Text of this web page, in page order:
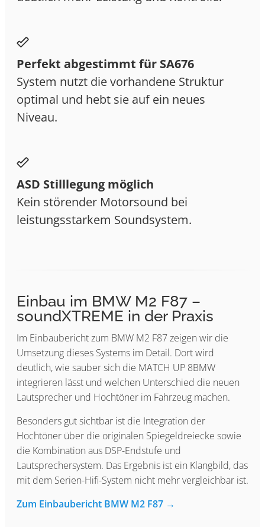
Perfekt abgestimmt für SA676
System nutzt die vorhandene Struktur
optimal und hebt sie auf ein neues
Niveau.
ASD Stilllegung möglich
Kein störender Motorsound bei
leistungsstarkem Soundsystem.
Einbau im BMW M2 F87 –
soundXTREME in der Praxis
Im Einbaubericht zum BMW M2 F87 zeigen wir die
Umsetzung dieses Systems im Detail. Dort wird
deutlich, wie sauber sich die MATCH UP 8BMW
integrieren lässt und welchen Unterschied die neuen
Lautsprecher und Hochtöner im Fahrzeug machen.
Besonders gut sichtbar ist die Integration der
Hochtöner über die originalen Spiegeldreiecke sowie
die Kombination aus DSP-Endstufe und
Lautsprechersystem. Das Ergebnis ist ein Klangbild, das
mit dem Serien-Hifi-System nicht mehr vergleichbar ist.
Zum Einbaubericht BMW M2 F87 →